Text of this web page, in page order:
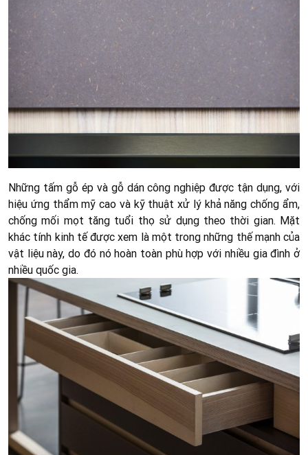
Những tấm gỗ ép và gỗ dán công nghiệp được tận dụng, với
hiệu ứng thẩm mỹ cao và kỹ thuật xử lý khả năng chống ẩm,
chống mối mọt tăng tuổi thọ sử dụng theo thời gian. Mặt
khác tính kinh tế được xem là một trong những thế mạnh của
vật liệu này, do đó nó hoàn toàn phù hợp với nhiều gia đình ở
nhiều quốc gia.